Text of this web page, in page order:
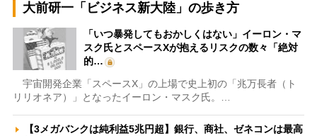
大前研一「ビジネス新大陸」の歩き方
「いつ暴発してもおかしくはない」イーロン・マ
スク氏とスペースXが抱えるリスクの数々「絶対
的…
宇宙開発企業「スペースX」の上場で史上初の「兆万長者（ト
リリオネア）」となったイーロン・マスク氏。…
【3メガバンクは純利益5兆円超】銀行、商社、ゼネコンは最高